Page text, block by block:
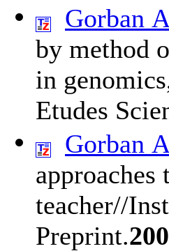
Gorban
by method
in
Etudes
Gorban
teacher//
Preprint.